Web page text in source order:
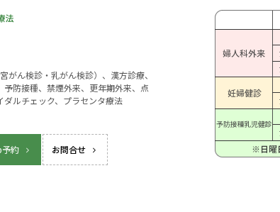
ん検診・乳がん検診）、漢方診療、
防接種、禁煙外来、更年期外来、点
ルチェック、プラセンタ療法
約 お問合せ